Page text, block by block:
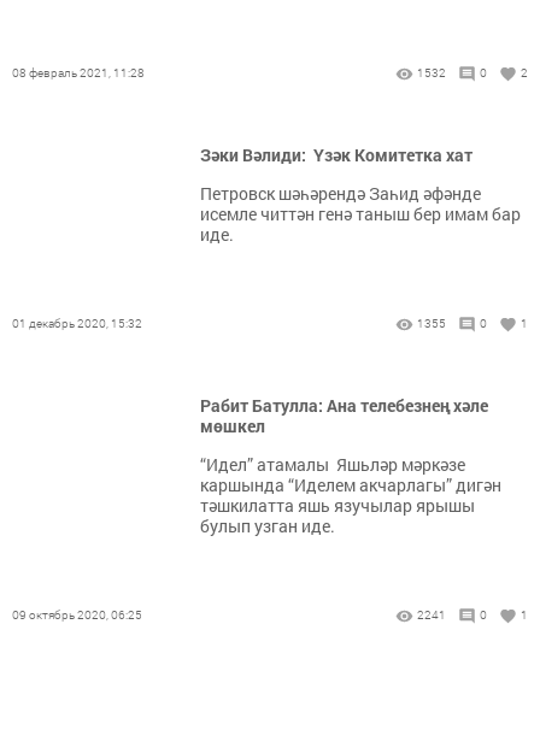
08 февраль 2021, 11:28 1532 0 2
Зәки Вәлиди: Үзәк Комитетка хат
Петровск шәһәрендә Заһид әфәнде
исемле читтән генә таныш бер имам бар
иде.
01 декабрь 2020, 15:32 1355 0 1
Рабит Батулла: Ана телебезнең хәле
мөшкел
“Идел” атамалы Яшьләр мәркәзе
каршында “Иделем акчарлагы” дигән
тәшкилатта яшь язучылар ярышы
булып узган иде.
09 октябрь 2020, 06:25 2241 0 1